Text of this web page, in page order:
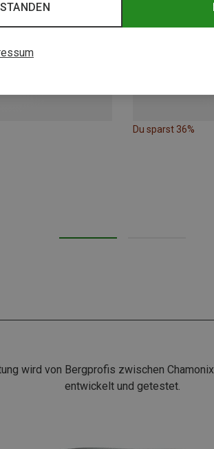
Du sparst 36%
wird von Bergprofis zwischen
entwickelt und getestet.